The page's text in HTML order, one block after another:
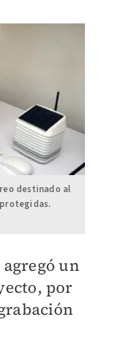
destinado al
agregó un
por